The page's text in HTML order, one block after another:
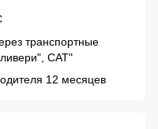
транспортные
САТ"
12 месяцев